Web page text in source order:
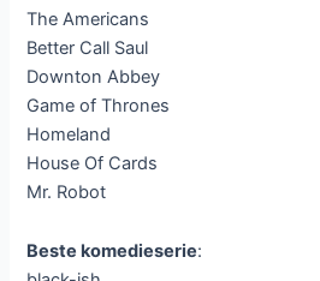
The Americans
Better Call Saul
Downton Abbey
Game of Thrones
Homeland
House Of Cards
Mr. Robot
Beste komedieserie: